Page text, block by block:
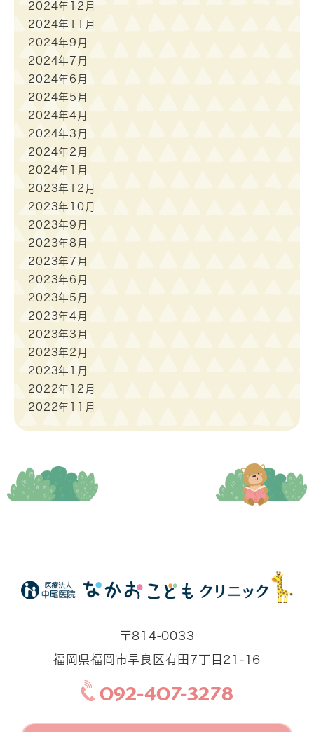
2024年12月
2024年11月
2024年9月
2024年7月
2024年6月
2024年5月
2024年4月
2024年3月
2024年2月
2024年1月
2023年12月
2023年10月
2023年9月
2023年8月
2023年7月
2023年6月
2023年5月
2023年4月
2023年3月
2023年2月
2023年1月
2022年12月
2022年11月
〒814-0033
福岡県福岡市早良区有田7丁目21-16
092-407-3278